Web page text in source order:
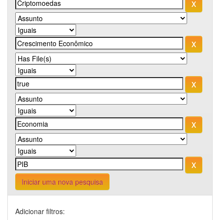
Iniciar uma nova pesquisa
Adicionar filtros: